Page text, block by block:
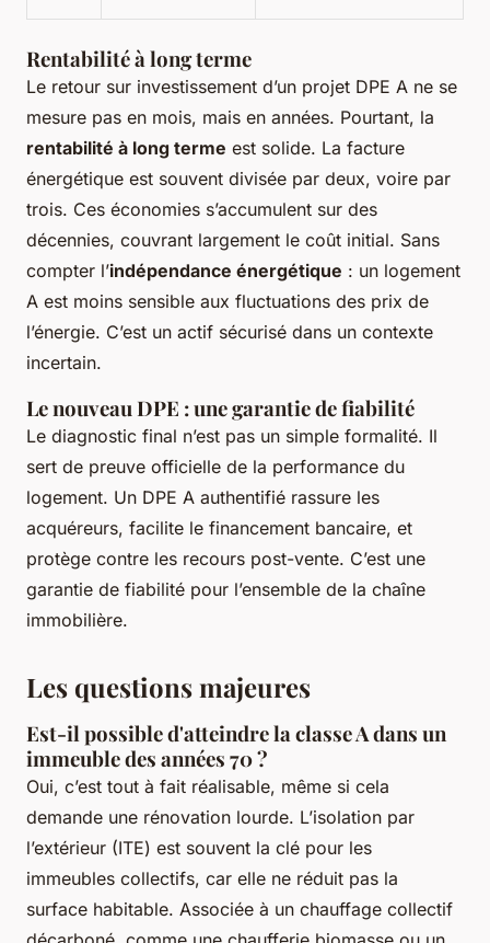
Rentabilité à long terme
Le retour sur investissement d’un projet DPE A ne se
mesure pas en mois, mais en années. Pourtant, la
rentabilité à long terme est solide. La facture
énergétique est souvent divisée par deux, voire par
trois. Ces économies s’accumulent sur des
décennies, couvrant largement le coût initial. Sans
compter l’indépendance énergétique : un logement
A est moins sensible aux fluctuations des prix de
l’énergie. C’est un actif sécurisé dans un contexte
incertain.
Le nouveau DPE : une garantie de fiabilité
Le diagnostic final n’est pas un simple formalité. Il
sert de preuve officielle de la performance du
logement. Un DPE A authentifié rassure les
acquéreurs, facilite le financement bancaire, et
protège contre les recours post-vente. C’est une
garantie de fiabilité pour l’ensemble de la chaîne
immobilière.
Les questions majeures
Est-il possible d'atteindre la classe A dans un
immeuble des années 70 ?
Oui, c’est tout à fait réalisable, même si cela
demande une rénovation lourde. L’isolation par
l’extérieur (ITE) est souvent la clé pour les
immeubles collectifs, car elle ne réduit pas la
surface habitable. Associée à un chauffage collectif